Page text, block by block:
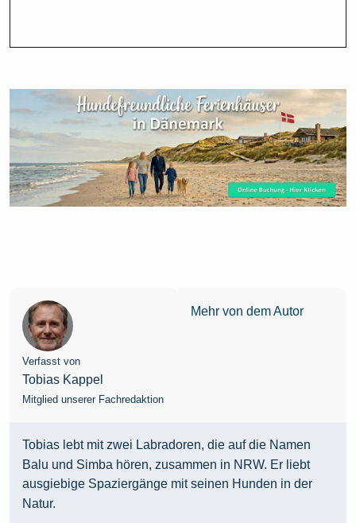
Verfasst von
Tobias Kappel
Mitglied unserer Fachredaktion
Mehr von dem Autor
Tobias lebt mit zwei Labradoren, die auf die Namen
Balu und Simba hören, zusammen in NRW. Er liebt
ausgiebige Spaziergänge mit seinen Hunden in der
Natur.